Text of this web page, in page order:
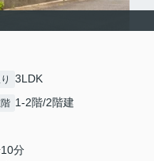
3LDK
1-2階/2階建
10分